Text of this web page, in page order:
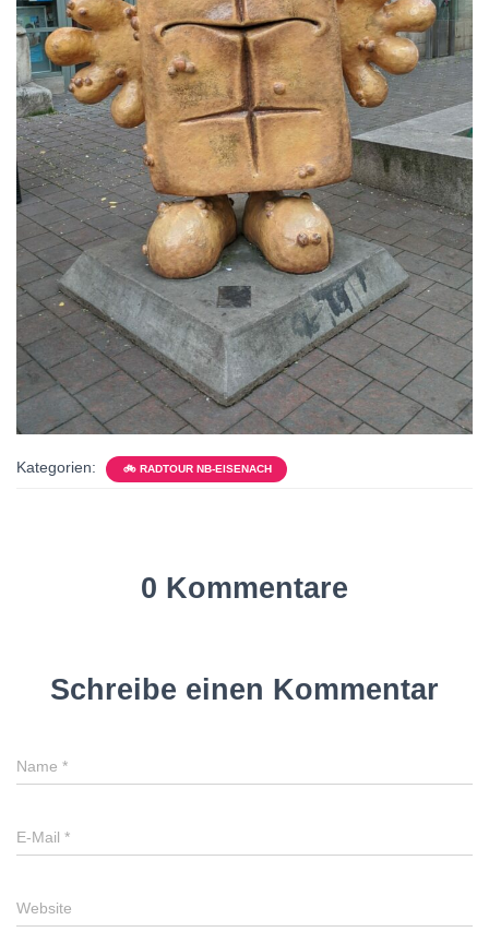
Kategorien: 🚲 RADTOUR NB-EISENACH
0 Kommentare
Schreibe einen Kommentar
Name *
E-Mail *
Website